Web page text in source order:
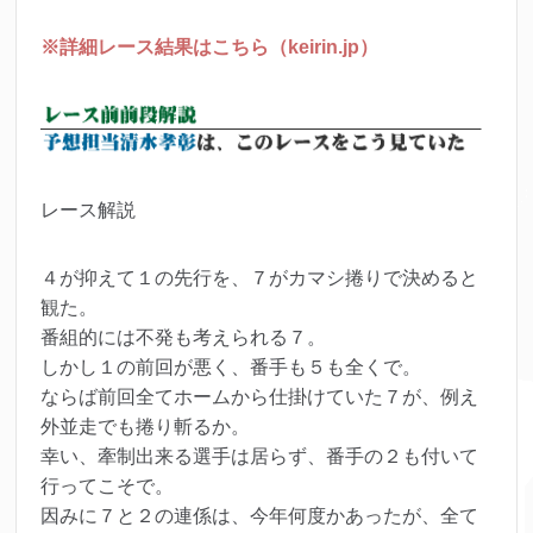
※詳細レース結果はこちら（keirin.jp）
レース解説
４が抑えて１の先行を、７がカマシ捲りで決めると
観た。
番組的には不発も考えられる７。
しかし１の前回が悪く、番手も５も全くで。
ならば前回全てホームから仕掛けていた７が、例え
外並走でも捲り斬るか。
幸い、牽制出来る選手は居らず、番手の２も付いて
行ってこそで。
因みに７と２の連係は、今年何度かあったが、全て